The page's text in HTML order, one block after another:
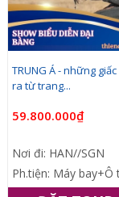
TRUNG Á - những
ra từ trang...
59.800.000₫
Nơi đi: HAN//SGN
Ph.tiện: Máy bay+Ô